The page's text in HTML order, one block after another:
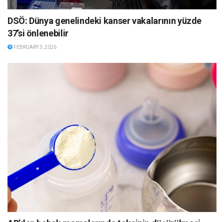
DSÖ: Dünya genelindeki kanser vakalarının yüzde
37’si önlenebilir
FEBRUARY 3, 2026